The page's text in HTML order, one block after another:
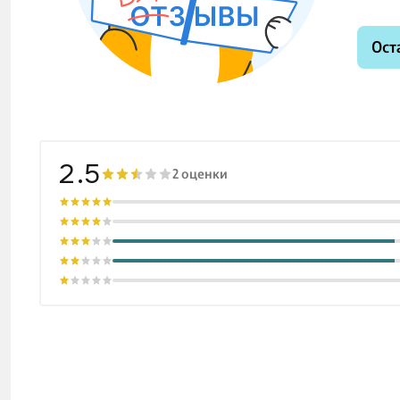
2.5 2 оценки